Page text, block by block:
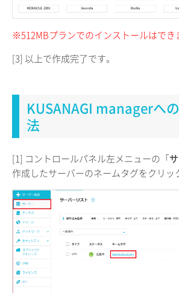
※512MBプランでのインストールはでき
[3] 以上で作成完了です。
KUSANAGI managerへ
法
[1] コントロールパネル左メニューの「
作成したサーバーのネームタグをクリッ